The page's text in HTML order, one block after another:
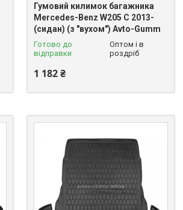
Гумовий килимок багажника
Mercedes-Benz W205 C 2013-
(сидан) (з "вухом") Avto-Gumm
Готово до
відправки
Оптом і в
роздріб
1 182 ₴